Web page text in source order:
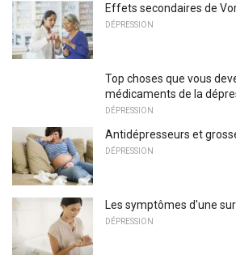
Effets secondaires de
DÉPRESSION
Top choses que vous
médicaments de la
DÉPRESSION
Antidépresseurs et
DÉPRESSION
Les symptômes d'une
DÉPRESSION